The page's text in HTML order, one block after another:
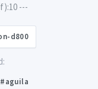
---
d800
#aguila